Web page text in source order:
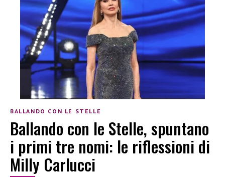
BALLANDO CON LE STELLE
Ballando con le Stelle, spuntano
i primi tre nomi: le riflessioni di
Milly Carlucci